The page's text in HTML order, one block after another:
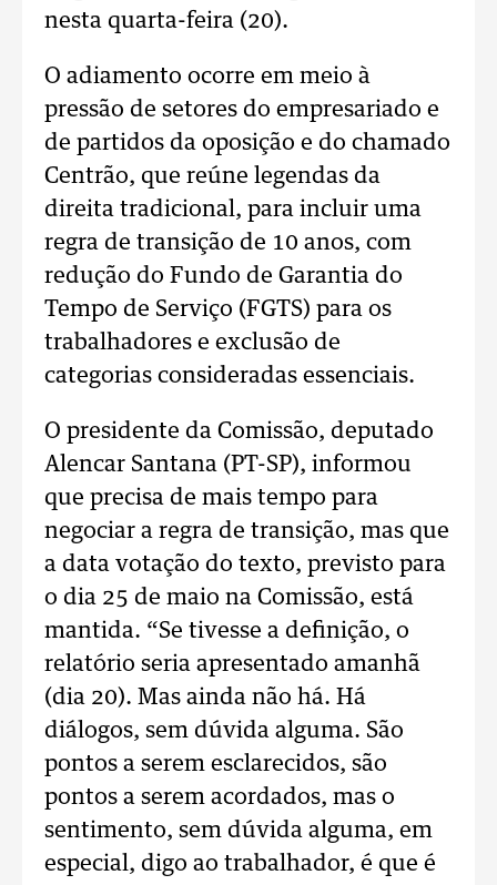
nesta quarta-feira (20).
O adiamento ocorre em meio à
pressão de setores do empresariado e
de partidos da oposição e do chamado
Centrão, que reúne legendas da
direita tradicional, para incluir uma
regra de transição de 10 anos, com
redução do Fundo de Garantia do
Tempo de Serviço (FGTS) para os
trabalhadores e exclusão de
categorias consideradas essenciais.
O presidente da Comissão, deputado
Alencar Santana (PT-SP), informou
que precisa de mais tempo para
negociar a regra de transição, mas que
a data votação do texto, previsto para
o dia 25 de maio na Comissão, está
mantida. “Se tivesse a definição, o
relatório seria apresentado amanhã
(dia 20). Mas ainda não há. Há
diálogos, sem dúvida alguma. São
pontos a serem esclarecidos, são
pontos a serem acordados, mas o
sentimento, sem dúvida alguma, em
especial, digo ao trabalhador, é que é